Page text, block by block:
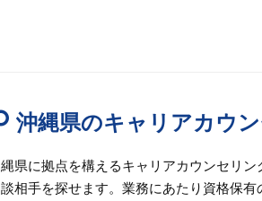
沖縄県のキャリアカウ
県に拠点を構えるキャリアカウンセリ
相手を探せます。業務にあたり資格保